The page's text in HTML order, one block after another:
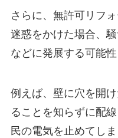
さらに、無許可リフ
迷惑をかけた場合、
などに発展する可能性
例えば、壁に穴を開
ることを知らずに配
民の電気を止めてし